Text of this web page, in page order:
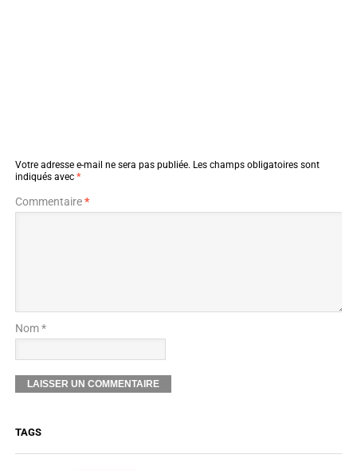
Votre adresse e-mail ne sera pas publiée. Les champs obligatoires sont
indiqués avec *
Commentaire*
Nom *
TAGS